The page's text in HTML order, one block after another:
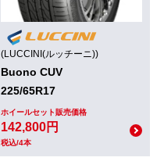
(LUCCINI(ルッチーニ))
Buono CUV
225/65R17
ホイールセット販売価格
142,800円
税込/4本